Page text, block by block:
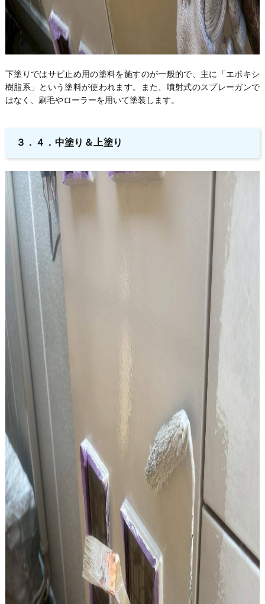
下塗りではサビ止め用の塗料を施すのが一般的で、主に「エポキシ
樹脂系」という塗料が使われます。また、噴射式のスプレーガンで
はなく、刷毛やローラーを用いて塗装します。
３．４．中塗り＆上塗り